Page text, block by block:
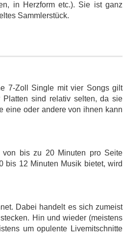
in Herzform etc.). Sie ist ganz
Sammlerstück.
7-Zoll Single mit vier Songs gilt
sind relativ selten, da sie
eine oder andere von ihnen kann
von bis zu 20 Minuten pro Seite
bis 12 Minuten Musik bietet, wird
Dabei handelt es sich zumeist
Hin und wieder (meistens
um opulente Livemitschnitte